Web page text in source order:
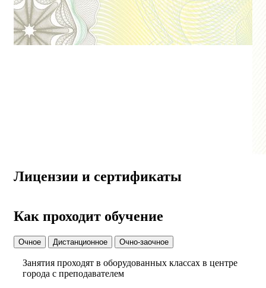
Лицензии и сертификаты
Как проходит обучение
Очное Дистанционное Очно-заочное
Занятия проходят в оборудованных классах в центре
города с преподавателем